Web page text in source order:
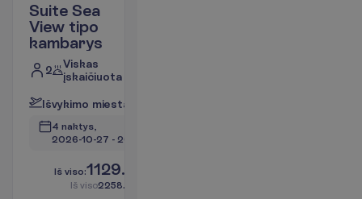
Suite Sea
View tipo
kambarys
2
Viskas
įskaičiuota
Išvykimo miesta
4 naktys,
2026-10-27 - 2026-10-31
Iš viso:1129.00
Iš viso2258.00